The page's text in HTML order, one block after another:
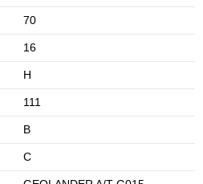
70
16
H
111
B
C